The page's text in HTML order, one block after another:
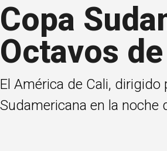
Copa
Octavos de
El América de Cali,
Sudamericana en la noche